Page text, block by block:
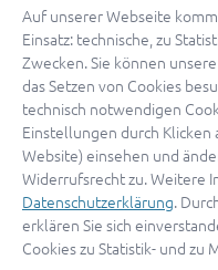
By continuing, you are
Service
Sie haben noch
oder als
Auf unserer Webseite
Einsatz: technische, zu
Zwecken. Sie können
das Setzen von Cookies
technisch notwendigen
Einstellungen durch Klicken
Website) einsehen und
Widerrufsrecht zu. Weitere
Datenschutzerklärung.
erklären Sie sich
Cookies zu Statistik- und zu